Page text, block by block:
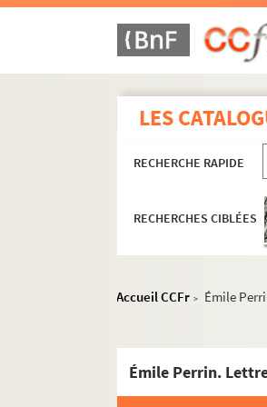
LES
RECHERCHE RAPIDE
RECHERCHES CIBLÉES
Accueil CCFr > Émile
Émile Perrin.
Lettres à Auguste